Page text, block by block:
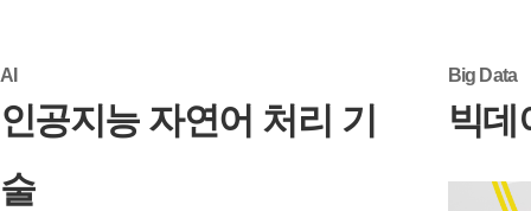
AI
인공지능 자연어 처리 기
술
Big Data
빅데